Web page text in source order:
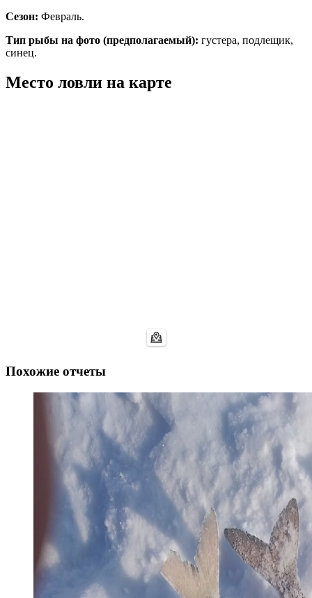
Сезон: Февраль.
Тип рыбы на фото (предполагаемый): густера, подлещик,
синец.
Место ловли на карте
Похожие отчеты